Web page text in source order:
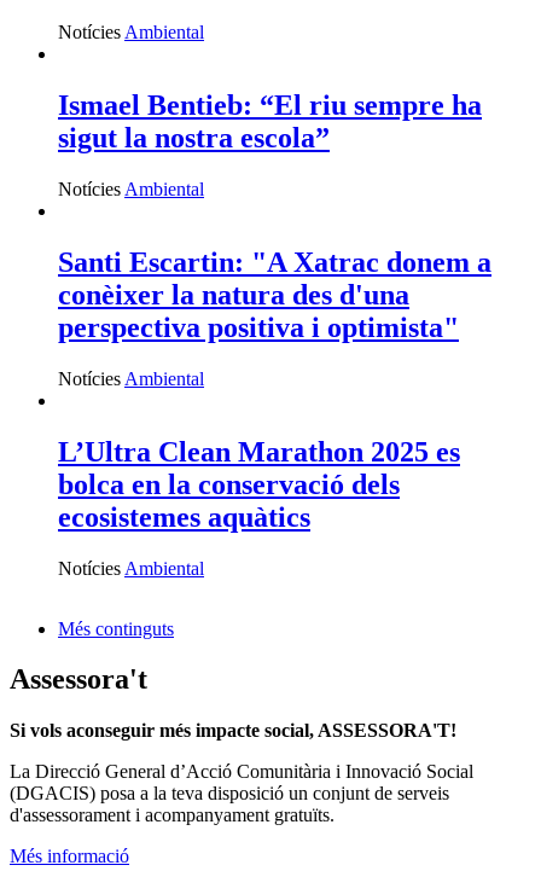
Notícies Ambiental
Ismael Bentieb: “El riu sempre ha
sigut la nostra escola”
Notícies Ambiental
Santi Escartin: "A Xatrac donem a
conèixer la natura des d'una
perspectiva positiva i optimista"
Notícies Ambiental
L’Ultra Clean Marathon 2025 es
bolca en la conservació dels
ecosistemes aquàtics
Notícies Ambiental
Més continguts
Assessora't
Si vols aconseguir més impacte social, ASSESSORA'T!
La Direcció General d’Acció Comunitària i Innovació Social
(DGACIS) posa a la teva disposició un conjunt de serveis
d'assessorament i acompanyament gratuïts.
Més informació